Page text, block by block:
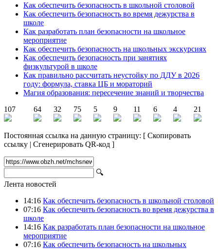
Как обеспечить безопасность в школьной столовой
Как обеспечить безопасность во время дежурства в
школе
Как разработать план безопасности на школьное
мероприятие
Как обеспечить безопасность на школьных экскурсиях
Как обеспечить безопасность при занятиях
физкультурой в школе
Как правильно рассчитать неустойку по ДДУ в 2026
году: формула, ставка ЦБ и мораторий
Магия образования: пересечение знаний и творчества
107
64 32 75 5 9 11 6 4 21
Постоянная ссылка на данную страницу: [ Скопировать
ссылку | Сгенерировать QR-код ]
🔍
Лента новостей
14:16 Как обеспечить безопасность в школьной столовой
07:16 Как обеспечить безопасность во время дежурства в
школе
14:16 Как разработать план безопасности на школьное
мероприятие
07:16 Как обеспечить безопасность на школьных